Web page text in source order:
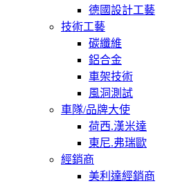
德國設計工藝
技術工藝
碳纖維
鋁合金
車架技術
風洞測試
車隊/品牌大使
荷西.漢米達
東尼.弗瑞歐
經銷商
美利達經銷商